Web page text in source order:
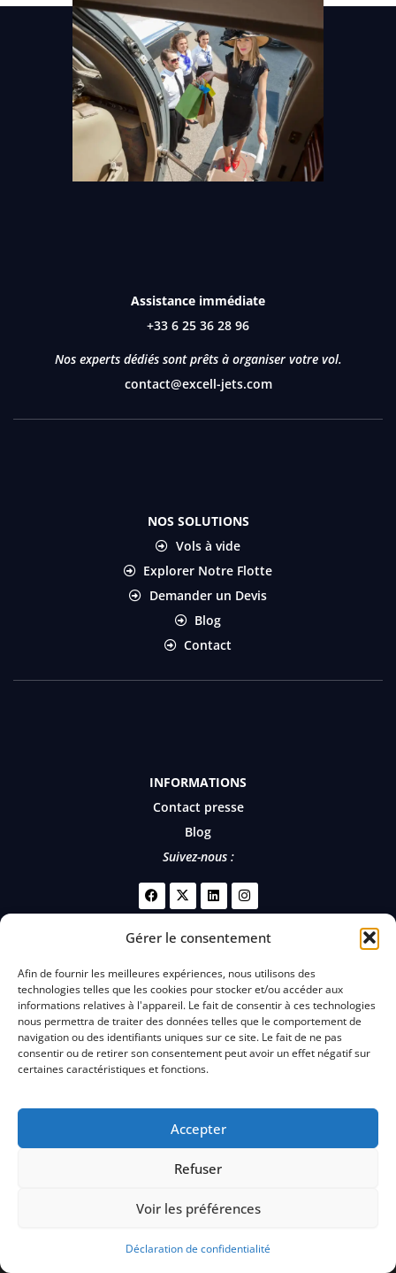
Gérer le consentement
Afin de fournir les meilleures expériences, nous utilisons des
technologies telles que les cookies pour stocker et/ou accéder aux
informations relatives à l'appareil. Le fait de consentir à ces technologies
nous permettra de traiter des données telles que le comportement de
navigation ou des identifiants uniques sur ce site. Le fait de ne pas
consentir ou de retirer son consentement peut avoir un effet négatif sur
certaines caractéristiques et fonctions.
Accepter
Refuser
Voir les préférences
Déclaration de confidentialité
Assistance immédiate
+33 6 25 36 28 96
Nos experts dédiés sont prêts à organiser votre vol.
contact@excell-jets.com
NOS SOLUTIONS
Vols à vide
Explorer Notre Flotte
Demander un Devis
Blog
Contact
INFORMATIONS
Contact presse
Blog
Suivez-nous :
F
a
c
b
k
X
-
t
i
t
e
r
L
i
n
e
n
I
n
s
a
a
m
Planifiez votre prochain voyage
Obtenir un devis
aéronautique, standards de sécurité élevés et service de luxe personnalisé. Notre